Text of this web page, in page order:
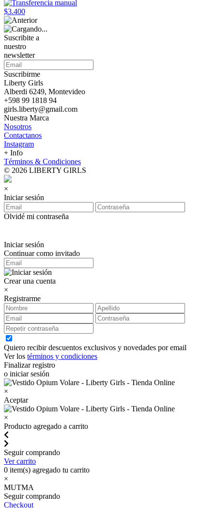
$3.400
Suscribite a
nuestro
newsletter
Suscribirme
Liberty Girls
Alberdi 6249, Montevideo
+598 99 1818 94
girls.liberty@gmail.com
Nuestra Marca
Nosotros
Contactanos
Instagram
+ Info
Términos & Condiciones
© 2026 LIBERTY GIRLS
×
Iniciar sesión
Olvidé mi contraseña
Iniciar sesión
Continuar como invitado
Crear una cuenta
×
Registrarme
Quiero recibir descuentos exclusivos y novedades por email
Ver los términos y condiciones
Finalizar registro
o iniciar sesión
×
Aceptar
×
Producto agregado a carrito
Seguir comprando
Ver carrito
0 item(s) agregado tu carrito
×
MUTMA
Seguir comprando
Checkout